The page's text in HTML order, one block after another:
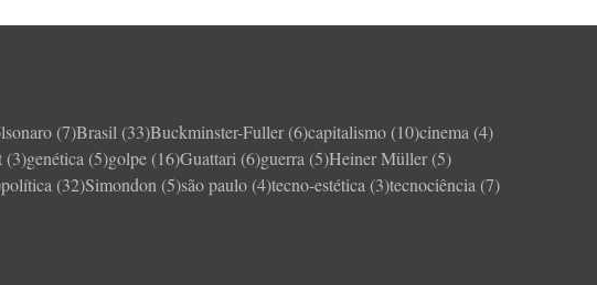
(7)Brasil (33)Buckminster-Fuller(6)capitalismo (10)cinema (4)
(3)genética (5)golpe (16)Guattari (6)guerra (5)Heiner Müller(5)
política (32)Simondon (5)são paulo (4)tecno-estética (3)tecnociência (7)